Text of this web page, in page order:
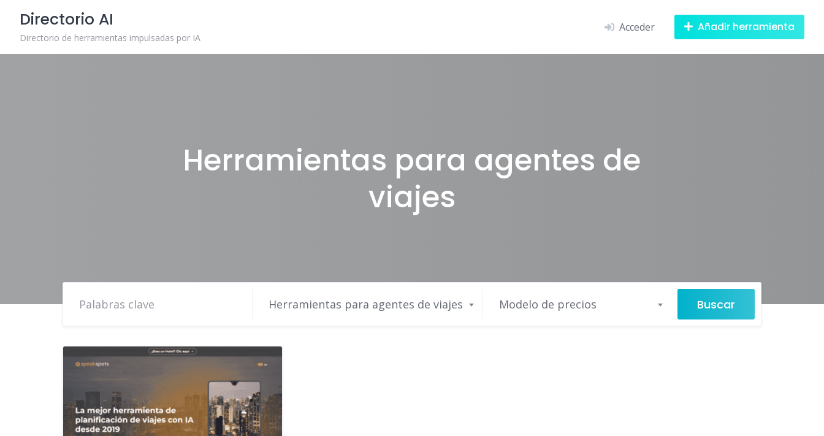
content
Directorio AI
Directorio de herramientas impulsadas por IA
Acceder Añadir herramienta
Herramientas para agentes de
viajes
Herramientas para agentes de viajes Modelo de precios Buscar